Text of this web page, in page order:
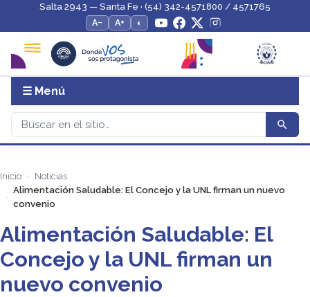
Salta 2943 — Santa Fe · (54) 342-4571800 / 4571765
A−
A+ ◐
☰ Menú
Inicio
Noticias
Alimentación Saludable: El Concejo y la UNL firman un nuevo
convenio
Alimentación Saludable: El
Concejo y la UNL firman un
nuevo convenio